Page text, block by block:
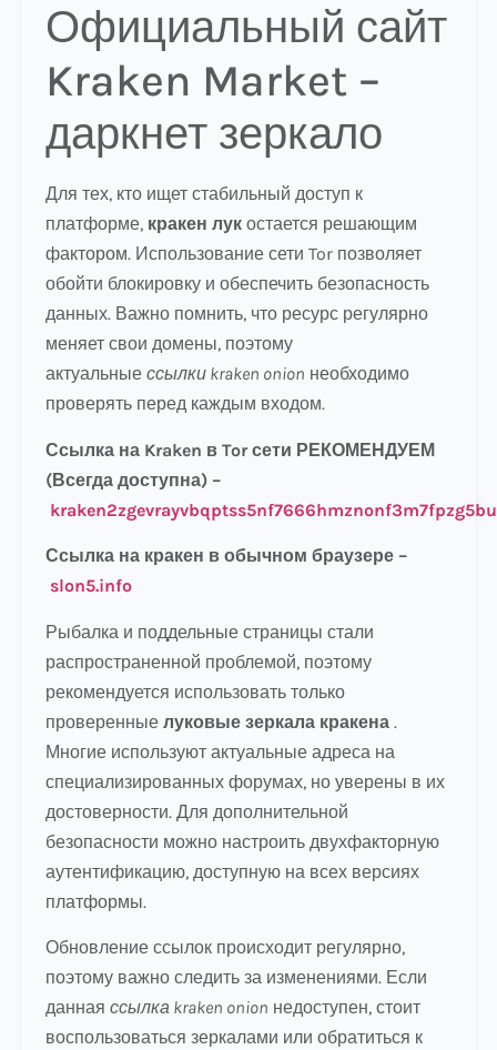
Официальный сайт
Kraken Market –
даркнет зеркало
Для тех, кто ищет стабильный доступ к
платформе, кракен лук остается решающим
фактором. Использование сети Tor позволяет
обойти блокировку и обеспечить безопасность
данных. Важно помнить, что ресурс регулярно
меняет свои домены, поэтому
актуальные ссылки kraken onion необходимо
проверять перед каждым входом.
Ссылка на Kraken в Tor сети РЕКОМЕНДУЕМ
(Всегда доступна) –
Ссылка на кракен в обычном браузере –
slon5.info
Рыбалка и поддельные страницы стали
распространенной проблемой, поэтому
рекомендуется использовать только
проверенные луковые зеркала кракена .
Многие используют актуальные адреса на
специализированных форумах, но уверены в их
достоверности. Для дополнительной
безопасности можно настроить двухфакторную
аутентификацию, доступную на всех версиях
платформы.
Обновление ссылок происходит регулярно,
поэтому важно следить за изменениями. Если
данная ссылка kraken onion недоступен, стоит
воспользоваться зеркалами или обратиться к